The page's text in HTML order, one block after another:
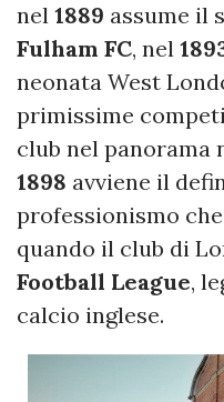
nel 1889 assume il
Fulham FC, nel
neonata West
primissime
club nel panorama
1898 avviene il
professionismo
quando il club di
Football League,
calcio inglese.